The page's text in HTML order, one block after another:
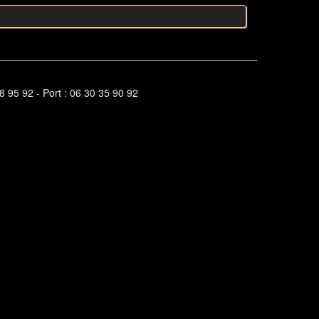
95 92 - Port : 06 30 35 90 92